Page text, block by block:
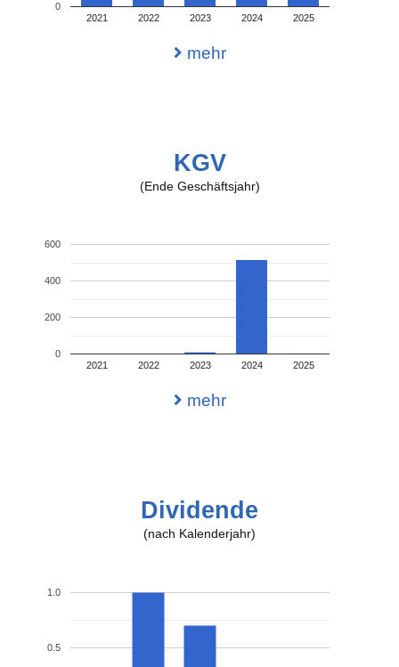
2021 2022 2023 2024 2025
0
mehr
KGV
(Ende Geschäftsjahr)
2021 2022 2023 2024 2025
0
200
400
600
mehr
Dividende
(nach Kalenderjahr)
0.5
1.0